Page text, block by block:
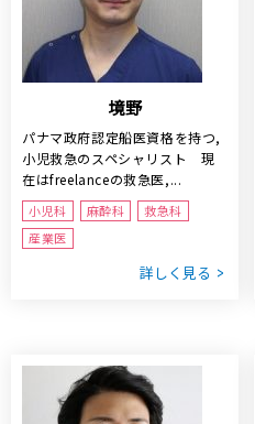
境野
パナマ政府認定船医資格を持つ,
小児救急のスペシャリスト 現
在はfreelanceの救急医,...
小児科 麻酔科
救急科
産業医
詳しく見る